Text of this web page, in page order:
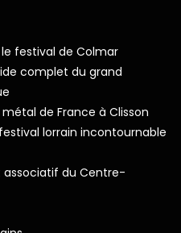
le festival de Colmar
complet du grand
de France à Clisson
lorrain incontournable
associatif du Centre-